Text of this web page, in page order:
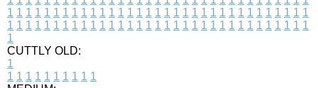
1 1 1 1 1 1 1 1 1 1 1 1 1 1 1 1 1 1 1 1 1 1 1 1 1 1 1 1 1 1 1 1 1
1 1 1 1 1 1 1 1 1 1 1 1 1 1 1 1 1 1 1 1 1 1 1 1 1 1 1 1 1 1 1 1 1
1
CUTTLY OLD:
1
1 1 1 1 1 1 1 1 1 1